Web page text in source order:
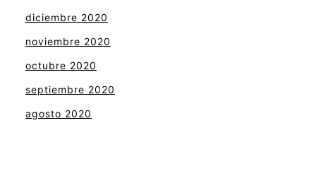
diciembre 2020
noviembre 2020
octubre 2020
septiembre 2020
agosto 2020